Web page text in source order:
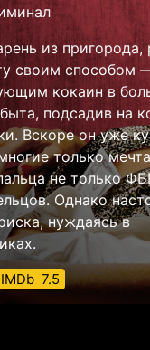
из пригорода,
своим способом
кокаин в
подсадив на
Вскоре он уже
только
не только
Однако
нуждаясь в
IMDb 7.5